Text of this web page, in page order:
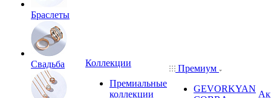
Браслеты
Свадьба
Коллекции
Премиальные
коллекции
Премиум
GEVORKYAN